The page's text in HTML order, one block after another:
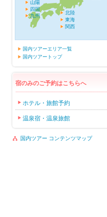
北陸
東海
関西
山陽
四国
九州
国内ツアーエリア一覧
国内ツアートップ
宿のみのご予約はこちらへ
ホテル・旅館予約
温泉宿・温泉旅館
国内ツアー コンテンツマップ